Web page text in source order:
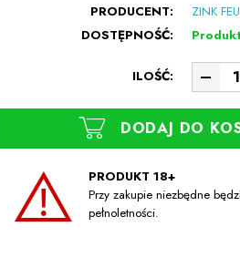
PRODUCENT:
ZINK
DOSTĘPNOŚĆ:
ILOŚĆ:
DODAJ DO
PRODUKT 18+
Przy zakupie niezbędne
pełnoletności.